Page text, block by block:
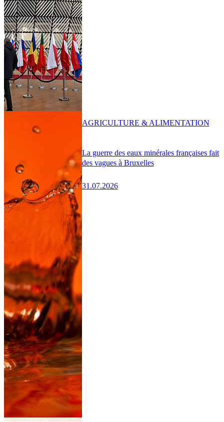
La guerre des eaux minérales françaises fait
des vagues à Bruxelles
31.07.2026
AGRICULTURE & ALIMENTATION